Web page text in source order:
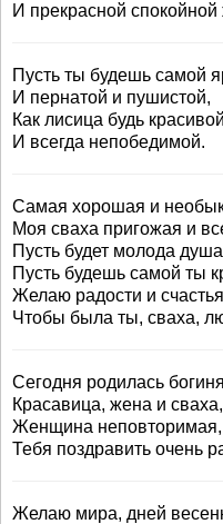
И прекрасной спокойной
Пусть ты будешь самой
И пернатой и пушистой,
Как лисица будь красивой
И всегда непобедимой.
Самая хорошая и
Моя сваха пригожая и
Пусть будет молода
Пусть будешь самой ты
Желаю радости и
Чтобы была ты, сваха,
Сегодня родилась
Красавица, жена и сваха,
Женщина неповторимая,
Тебя поздравить очень
Желаю мира, дней